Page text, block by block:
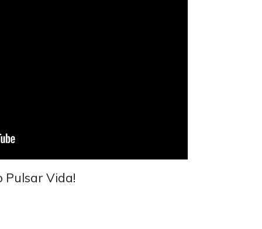
Pulsar Vida!